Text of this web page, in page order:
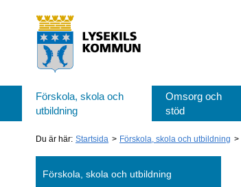
Förskola, skola och
utbildning
Omsorg och
stöd
Du är här: Startsida Förskola, skola och utbildning
Förskola, skola och utbildning